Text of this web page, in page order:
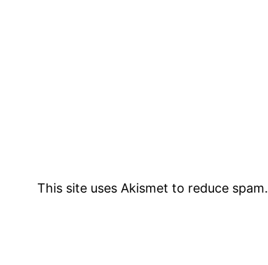
This site uses Akismet to reduce spam.